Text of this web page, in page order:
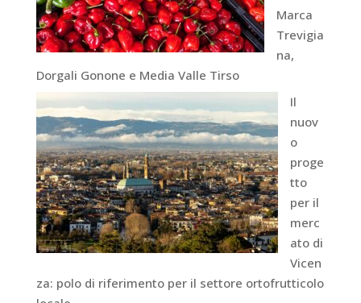
Marca
Trevigia
na,
Dorgali Gonone e Media Valle Tirso
Il
nuov
o
proge
tto
per il
merc
ato di
Vicen
za: polo di riferimento per il settore ortofrutticolo